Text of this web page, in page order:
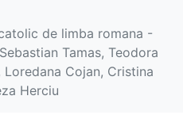
de limba romana -
Tamas, Teodora
Cojan, Cristina
Herciu